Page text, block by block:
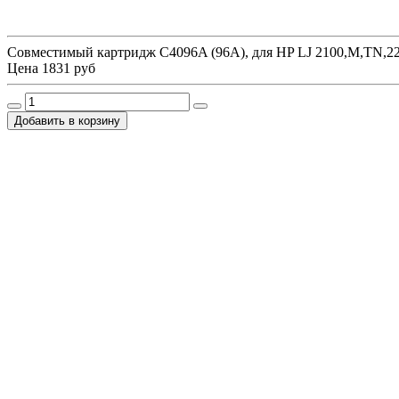
Совместимый картридж C4096A (96A), для HP LJ
Цена 1831 руб